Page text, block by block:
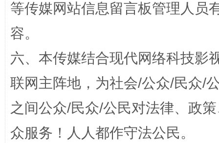
等传媒网站信息留言板管理人员
容。
六、本传媒结合现代网络科技影
联网主阵地，为社会/公众/民众/
之间公众/民众/公民对法律、政
众服务！人人都作守法公民。